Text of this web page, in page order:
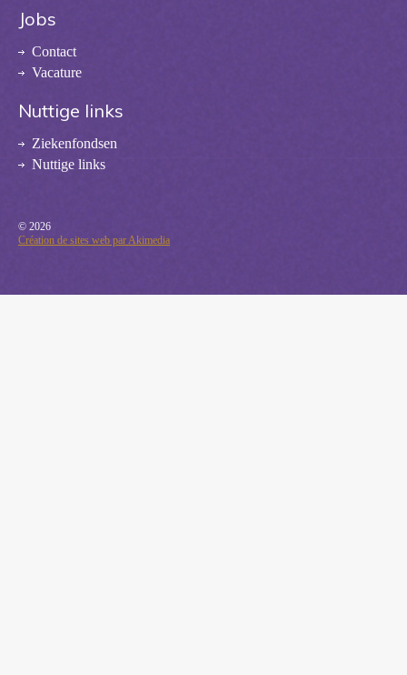
Jobs
Contact
Vacature
Nuttige links
Ziekenfondsen
Nuttige links
© 2026
Création de sites web par Akimedia